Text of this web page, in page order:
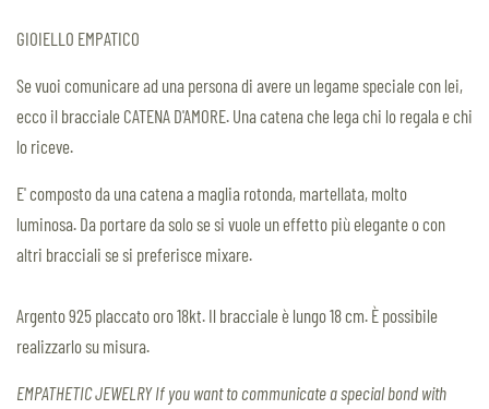
GIOIELLO EMPATICO
Se vuoi comunicare ad una persona di avere un legame speciale con lei,
ecco il bracciale CATENA D'AMORE. Una catena che lega chi lo regala e chi
lo riceve.
E' composto da una catena a maglia rotonda, martellata, molto
luminosa. Da portare da solo se si vuole un effetto più elegante o con
altri bracciali se si preferisce mixare.
Argento 925 placcato oro 18kt. Il bracciale è lungo 18 cm. È possibile
realizzarlo su misura.
EMPATHETIC JEWELRY If you want to communicate a special bond with